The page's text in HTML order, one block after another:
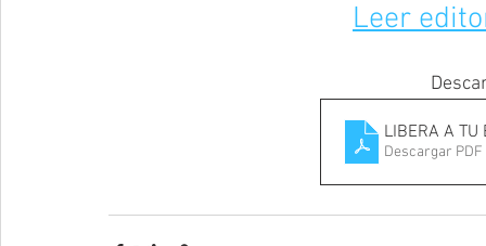
Leer
LIBERA A TU
Descargar PDF